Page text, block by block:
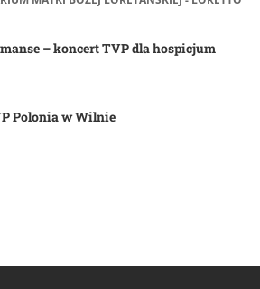
– koncert TVP dla hospicjum
Polonia w Wilnie